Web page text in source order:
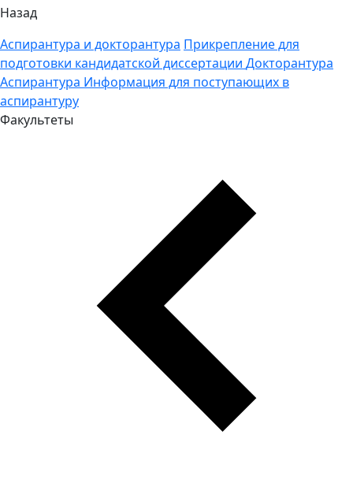
Назад
Аспирантура и докторантура Прикрепление для
подготовки кандидатской диссертации Докторантура
Аспирантура Информация для поступающих в
аспирантуру
Факультеты